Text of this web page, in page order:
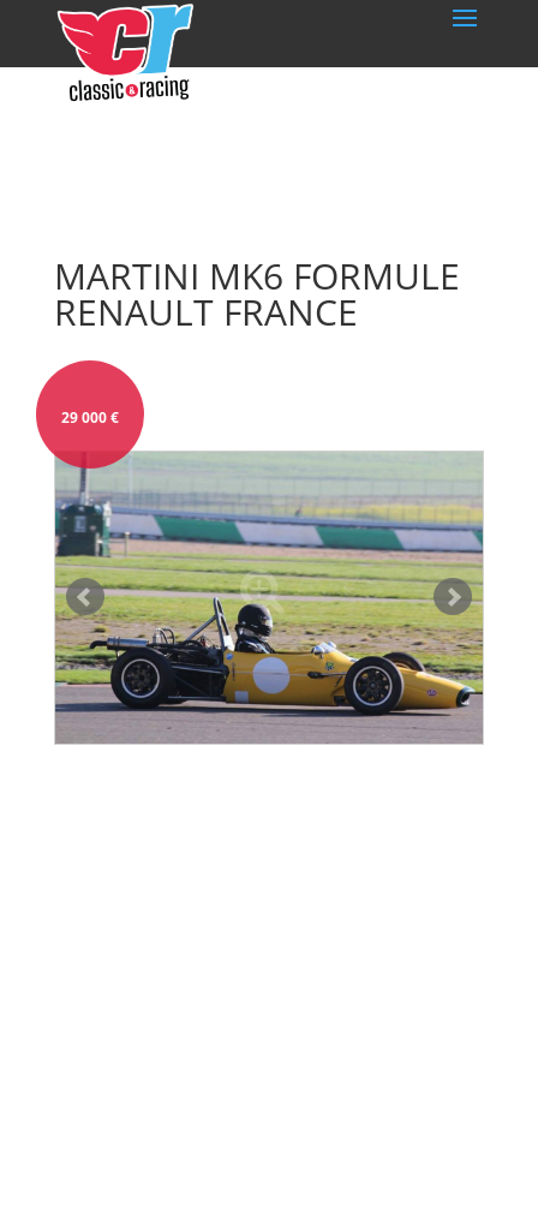
MARTINI MK6 FORMULE
RENAULT FRANCE
29 000€